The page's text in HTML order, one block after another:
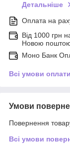
Детальніше
Оплата на
Від 1000 грн
Новою
Моно Банк
Всі умови оплати
Умови
Повернення
Всі умови